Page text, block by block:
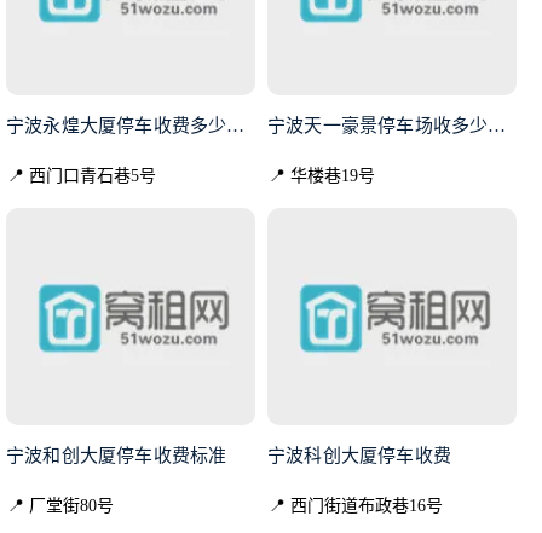
宁波永煌大厦停车收费多少的？
📍 西门口青石巷5号
宁波天一豪景停车场收多少一个月
📍 华楼巷19号
宁波和创大厦停车收费标准
📍 厂堂街80号
宁波科创大厦停车收费
📍 西门街道布政巷16号